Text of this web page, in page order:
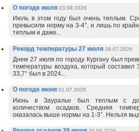
О погоде июля 03.08.2026
Июль в этом году был очень теплым.
превысили норму на 3-4°, и лишь по
теплым и даже...
Рекорд температуры 27 июля 28.07.2026
Днем 27 июля по городу Кургану был
температуры воздуха, который
33,7° был в 2024...
О погоде июня 01.07.2026
Июнь в Зауралье был теплым с
количеством осадков. Средняя
оказалась выше нормы на 1-3°. Нельзя